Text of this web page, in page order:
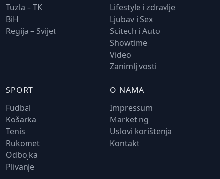
Tuzla – TK
BiH
Regija – Svijet
Lifestyle i zdravlje
Ljubav i Sex
Scitech i Auto
Showtime
Video
Zanimljivosti
SPORT
Fudbal
Košarka
Tenis
Rukomet
Odbojka
Plivanje
O NAMA
Impressum
Marketing
Uslovi korištenja
Kontakt